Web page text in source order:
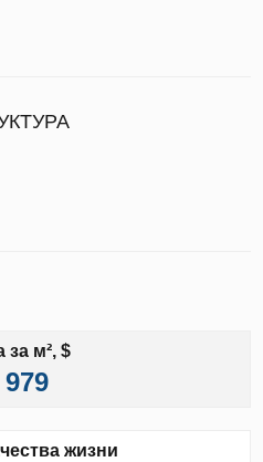
за м², $
жизни